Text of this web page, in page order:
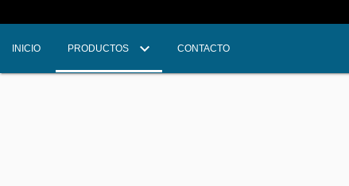
INICIO PRODUCTOS CONTACTO